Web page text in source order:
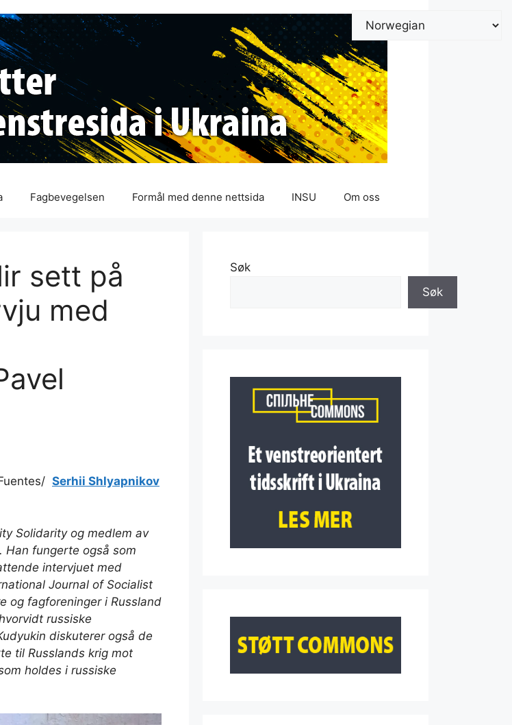
Fagbevegelsen Formål med denne nettsida INSU Om oss
sett på
med
Serhii Shlyapnikov
Solidarity og medlem av
Han fungerte også som
intervjuet med
Journal of Socialist
og fagforeninger i Russland
russiske
diskuterer også de
til Russlands krig mot
holdes i russiske
Søk
Søk